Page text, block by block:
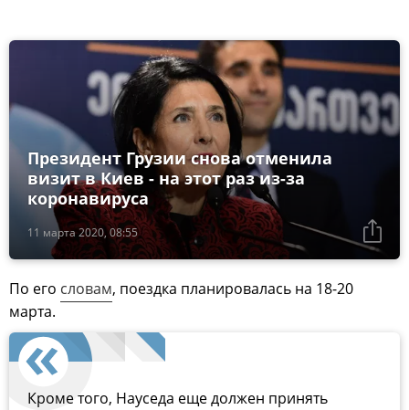
11 марта 2020, 08:55
Президент Грузии снова отменила
визит в Киев - на этот раз из-за
коронавируса
По его словам, поездка планировалась на 18-20
марта.
Кроме того, Науседа еще должен принять